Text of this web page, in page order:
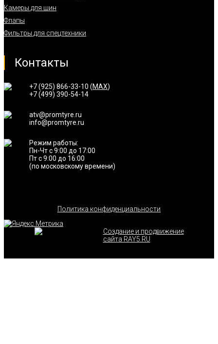
Камеры для шин
Флапы
Фильтры для спецтехники
Контакты
+7 (925) 866-33-10 (MAX)
+7 (499) 390-54-14
atv@promtyre.ru
info@promtyre.ru
Режим работы:
Пн-Чт с 9:00 до 17:00
Пт с 9:00 до 16:00
(по московскому времени)
Политика конфиденциальности
Создание и продвижение
сайта RAY5.RU